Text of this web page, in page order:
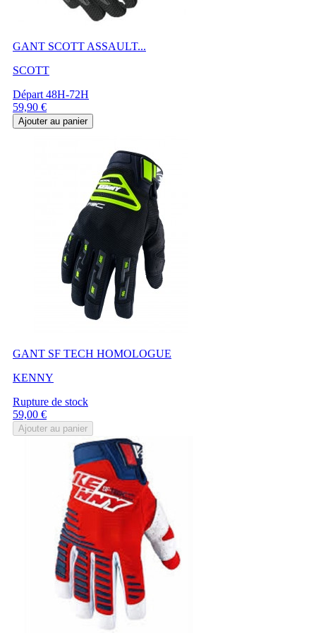
GANT SCOTT ASSAULT...
SCOTT
Départ 48H-72H
Prix
59,90 €
Ajouter au panier
GANT SF TECH HOMOLOGUE
KENNY
Rupture de stock
Prix
59,00 €
Ajouter au panier